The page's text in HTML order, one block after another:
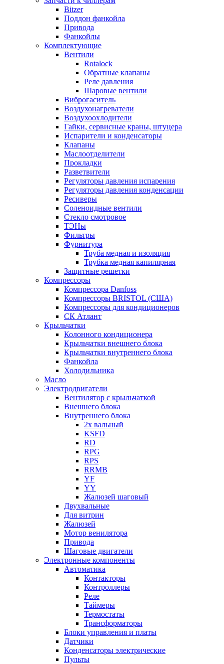
Bitzer
Поддон фанкойла
Привода
Фанкойлы
Комплектующие
Вентили
Rotalock
Обратные клапаны
Реле давления
Шаровые вентили
Виброгаситель
Воздухонагреватели
Воздухоохлодители
Гайки, сервисные краны, штуцера
Испарители и конденсаторы
Клапаны
Маслоотделители
Прокладки
Разветвители
Регуляторы давления испарения
Регуляторы давления конденсации
Ресиверы
Соленоидные вентили
Стекло смотровое
ТЭНы
Фильтры
Фурнитура
Труба медная и изоляция
Трубка медная капилярная
Защитные решетки
Компрессоры
Компрессора Danfoss
Компрессоры BRISTOL (США)
Компрессоры для кондиционеров
СК Атлант
Крыльчатки
Колонного кондиционера
Крыльчатки внешнего блока
Крыльчатки внутреннего блока
Фанкойла
Холодильника
Масло
Электродвигатели
Вентилятор с крыльчаткой
Внешнего блока
Внутреннего блока
2х вальный
KSFD
RD
RPG
RPS
RRMB
YF
YY
Жалюзей шаговый
Двухвальные
Для витрин
Жалюзей
Мотор венилятора
Привода
Шаговые двигатели
Электронные компоненты
Автоматика
Контакторы
Контроллеры
Реле
Таймеры
Термостаты
Трансформаторы
Блоки управления и платы
Датчики
Конденсаторы электрические
Пульты